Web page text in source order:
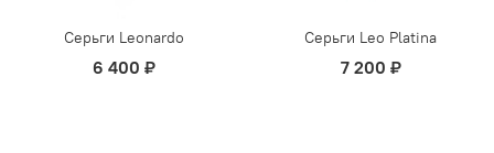
Серьги Leonardo
6 400 ₽
Серьги Leo Platina
7 200 ₽